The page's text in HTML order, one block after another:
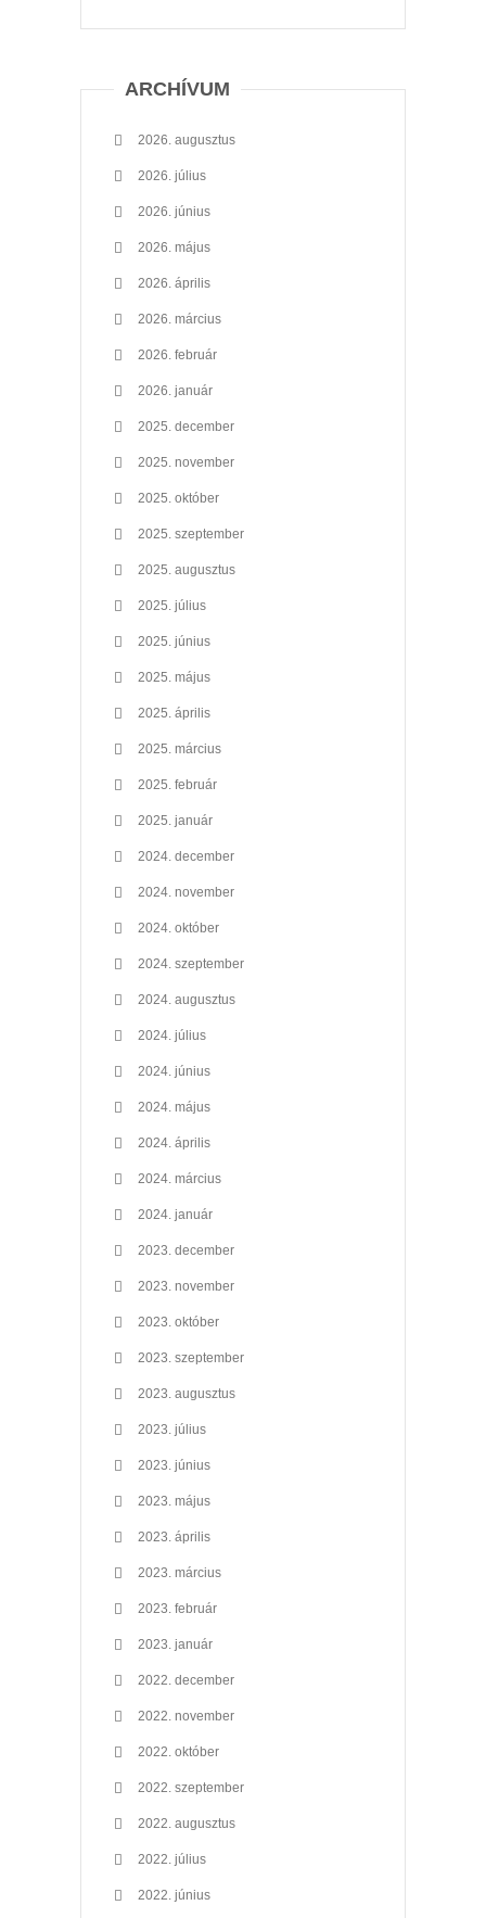
ARCHÍVUM
2026. augusztus
2026. július
2026. június
2026. május
2026. április
2026. március
2026. február
2026. január
2025. december
2025. november
2025. október
2025. szeptember
2025. augusztus
2025. július
2025. június
2025. május
2025. április
2025. március
2025. február
2025. január
2024. december
2024. november
2024. október
2024. szeptember
2024. augusztus
2024. július
2024. június
2024. május
2024. április
2024. március
2024. január
2023. december
2023. november
2023. október
2023. szeptember
2023. augusztus
2023. július
2023. június
2023. május
2023. április
2023. március
2023. február
2023. január
2022. december
2022. november
2022. október
2022. szeptember
2022. augusztus
2022. július
2022. június